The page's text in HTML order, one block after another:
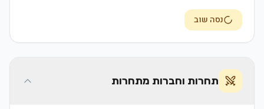
נסה שוב
תחרות וחברות מתחרות